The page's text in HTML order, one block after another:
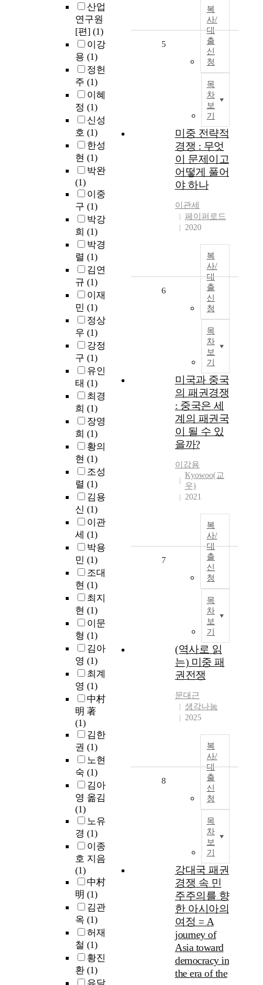
산업
연구원
[편] (1)
이강
용 (1)
정헌
주 (1)
이혜
정 (1)
신성
호 (1)
한성
현 (1)
박완
(1)
이중
구 (1)
박강
희 (1)
박경
렬 (1)
김연
규 (1)
이재
민 (1)
정상
우 (1)
강정
구 (1)
유인
태 (1)
최경
희 (1)
장영
희 (1)
황의
현 (1)
조성
렬 (1)
김용
신 (1)
이관
세 (1)
박용
민 (1)
조대
현 (1)
최지
현 (1)
이문
형 (1)
김아
영 (1)
최계
영 (1)
中村
明 著
(1)
김한
권 (1)
노현
숙 (1)
김아
영 옮김
(1)
노유
경 (1)
이종
호 지음
(1)
中村
明 (1)
김관
옥 (1)
허재
철 (1)
황진
환 (1)
복
사/
대
출
신
청
목
차
보
기
5
미중 전략적
경쟁 : 무엇
이 문제이고
어떻게 풀어
야 하나
이관세
페이퍼로드
2020
복
사/
대
출
신
청
목
차
보
기
6
미국과 중국
의 패권경쟁
: 중국은 세
계의 패권국
이 될 수 있
을까?
이강용
Kyowoo(교
우)
2021
복
사/
대
출
신
청
목
차
보
기
7
(역사로 읽
는) 미중 패
권전쟁
문대근
생각나눔
2025
복
사/
대
출
신
청
목
차
보
기
8
강대국 패권
경쟁 속 민
주주의를 향
한 아시아의
여정 = A
journey of
Asia toward
democracy in
the era of the